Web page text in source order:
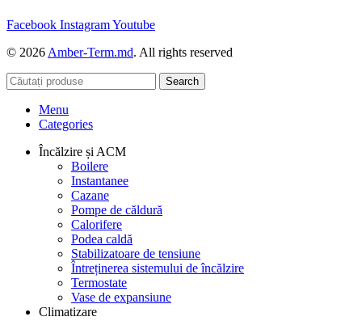
Facebook InstagramYoutube
© 2026 Amber-Term.md. All rights reserved
Search
Menu
Categories
Încălzire și ACM
Boilere
Instantanee
Cazane
Pompe de căldură
Calorifere
Podea caldă
Stabilizatoare de tensiune
Întreținerea sistemului de încălzire
Termostate
Vase de expansiune
Climatizare